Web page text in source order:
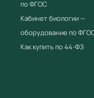
по ФГОС
Кабинет биологии —
оборудование по
Как купить по 44-ФЗ